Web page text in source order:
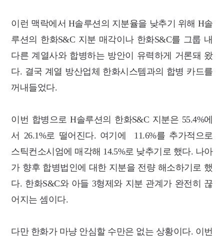
이런 맥락에서 H솔루션의 지분율을 낮추기 위해 H솔
루션의 한화S&C 지분 매각이나 한화S&C를 그룹 내
다른 계열사와 합병하는 방안이 유력하게 거론돼 왔
다. 결국 계열 방산업체 한화시스템과의 합병 카드를
꺼내들었다.
이번 합병으로 H솔루션의 한화S&C 지분은 55.4%에
서 26.1%로 떨어진다. 여기에 11.6%를 추가적으로
스틱컨소시엄에 매각해 14.5%로 낮추기로 했다. 나아
가 향후 합병법인에 대한 지분을 전량 해소하기로 했
다. 한화S&C와 아들 3형제와 지분 관계가 완전히 끊
어지는 셈이다.
다만 한화가 마냥 안심할 수만은 없는 상황이다. 이번